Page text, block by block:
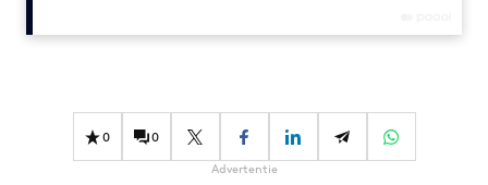
Effectiviteit
Gedragsverandering
0 0
Advertentie